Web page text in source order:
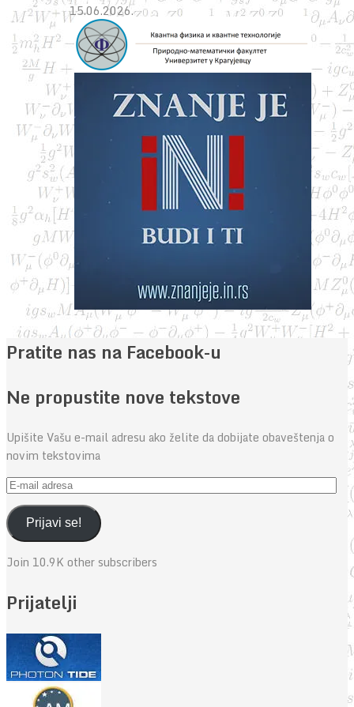
15.06.2026.
Pratite nas na Facebook-u
Ne propustite nove tekstove
Upišite Vašu e-mail adresu ako želite da dobijate obaveštenja o
novim tekstovima
E-
mail
adresaPrijavi se!
Join 10.9K other subscribers
Prijatelji